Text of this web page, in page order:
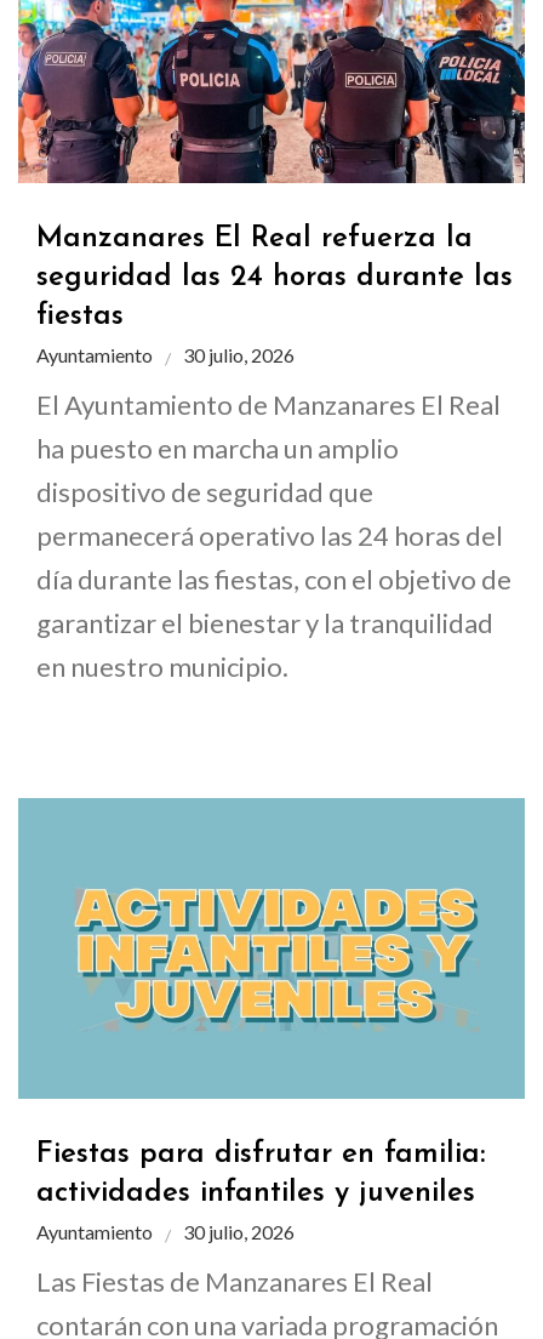
Manzanares El Real refuerza la
seguridad las 24 horas durante las
fiestas
Ayuntamiento 30 julio, 2026
El Ayuntamiento de Manzanares El Real
ha puesto en marcha un amplio
dispositivo de seguridad que
permanecerá operativo las 24 horas del
día durante las fiestas, con el objetivo de
garantizar el bienestar y la tranquilidad
en nuestro municipio.
Fiestas para disfrutar en familia:
actividades infantiles y juveniles
Ayuntamiento 30 julio, 2026
Las Fiestas de Manzanares El Real
contarán con una variada programación